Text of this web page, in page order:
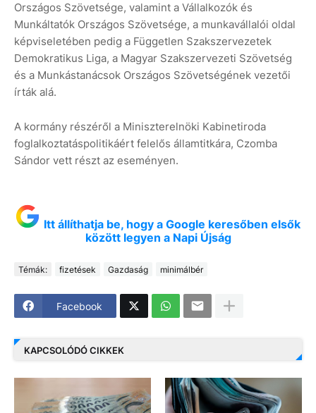
Országos Szövetsége, valamint a Vállalkozók és
Munkáltatók Országos Szövetsége, a munkavállalói oldal
képviseletében pedig a Független Szakszervezetek
Demokratikus Liga, a Magyar Szakszervezeti Szövetség
és a Munkástanácsok Országos Szövetségének vezetői
írták alá.
A kormány részéről a Miniszterelnöki Kabinetiroda
foglalkoztatáspolitikáért felelős államtitkára, Czomba
Sándor vett részt az eseményen.
Itt állíthatja be, hogy a Google keresőben elsők
között legyen a Napi Újság
Témák: fizetések Gazdaság minimálbér
Facebook
KAPCSOLÓDÓ CIKKEK